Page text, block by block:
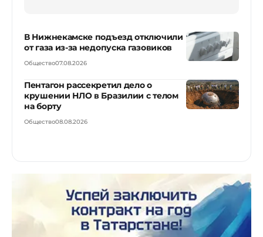
В Нижнекамске подъезд отключили
от газа из-за недопуска газовиков
Общество07.08.2026
Пентагон рассекретил дело о
крушении НЛО в Бразилии с телом
на борту
Общество08.08.2026